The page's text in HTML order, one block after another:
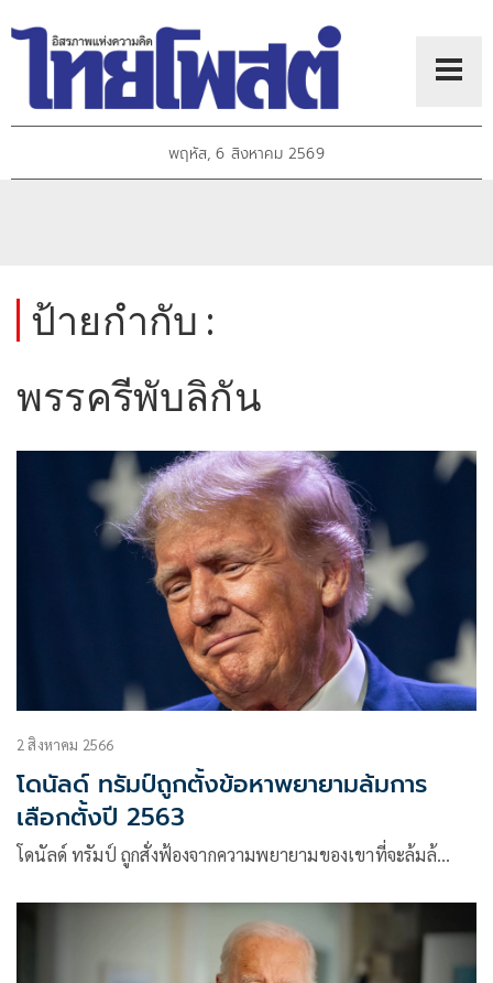
พฤหัส, 6 สิงหาคม 2569
ป้ายกำกับ :
พรรครีพับลิกัน
2 สิงหาคม 2566
โดนัลด์ ทรัมป์ถูกตั้งข้อหาพยายามล้มการ
เลือกตั้งปี 2563
โดนัลด์ ทรัมป์ ถูกสั่งฟ้องจากความพยายามของเขาที่จะล้มล้…